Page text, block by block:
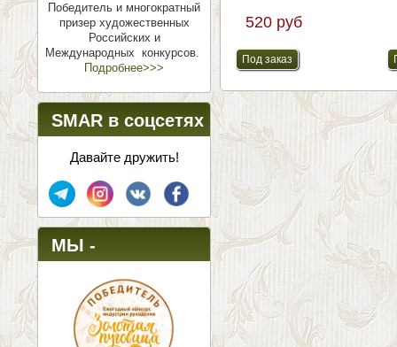
Победитель и многократный
призер художественных
Российских и
Международных конкурсов.
Подробнее>>>
SMAR в соцсетях
Давайте дружить!
МЫ -
ПОБЕДИТЕЛИ!
520 руб